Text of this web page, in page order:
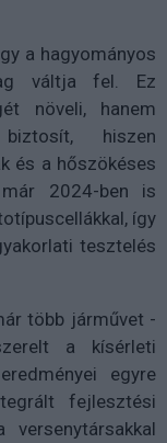
a hagyományos
váltja fel. Ez
növeli, hanem
hiszen
és a hőszökéses
2024-ben is
így
tesztelés
több járművet -
a kísérleti
egyre
fejlesztési